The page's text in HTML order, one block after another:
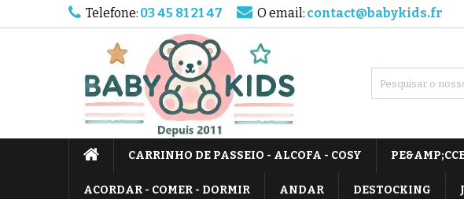
Telefone: 03 45 81 21 47 O email: contact@babykids.fr
CARRINHO DE PASSEIO - ALCOFA - COSY
ACORDAR - COMER - DORMIR ANDAR DESTOCKING